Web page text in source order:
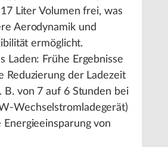
Liter Volumen frei, was
Aerodynamik und
ermöglicht.
Laden: Frühe Ergebnisse
Reduzierung der Ladezeit
B. von 7 auf 6 Stunden bei
Wechselstromladegerät)
Energieeinsparung von